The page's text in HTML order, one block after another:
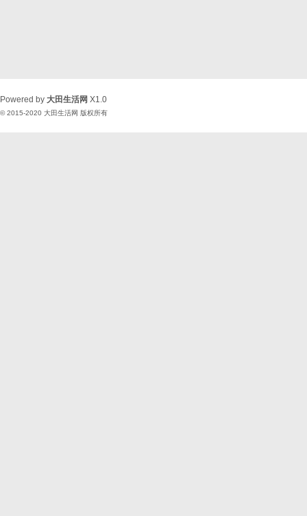
Powered by 大田生活网 X1.0
© 2015-2020 大田生活网 版权所有